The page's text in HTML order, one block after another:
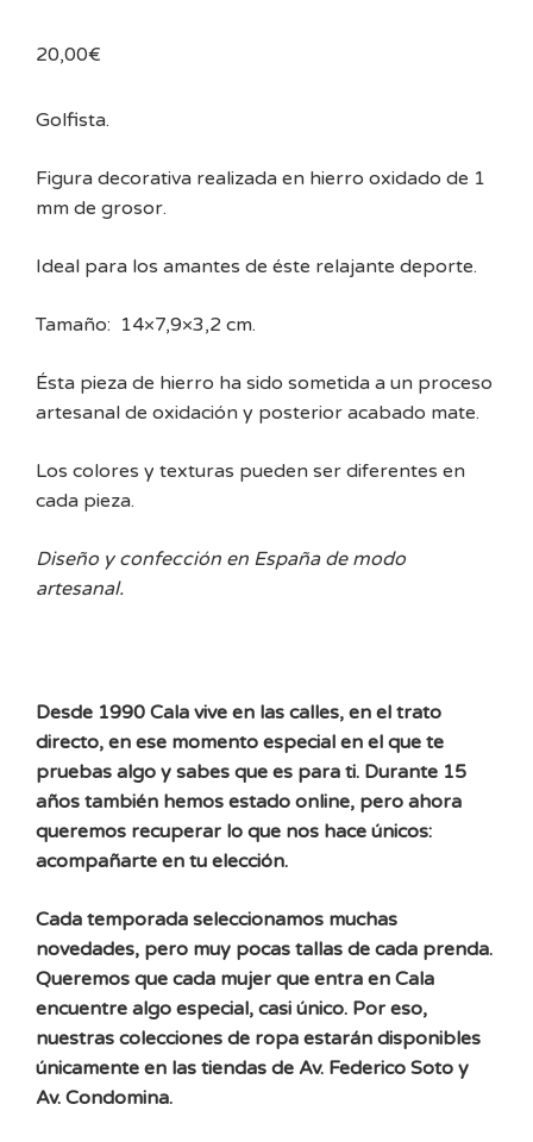
20,00€
Golfista.
Figura decorativa realizada en hierro oxidado de 1
mm de grosor.
Ideal para los amantes de éste relajante deporte.
Tamaño: 14×7,9×3,2 cm.
Ésta pieza de hierro ha sido sometida a un proceso
artesanal de oxidación y posterior acabado mate.
Los colores y texturas pueden ser diferentes en
cada pieza.
Diseño y confección en España de modo
artesanal.
Desde 1990 Cala vive en las calles, en el trato
directo, en ese momento especial en el que te
pruebas algo y sabes que es para ti. Durante 15
años también hemos estado online, pero ahora
queremos recuperar lo que nos hace únicos:
acompañarte en tu elección.
Cada temporada seleccionamos muchas
novedades, pero muy pocas tallas de cada prenda.
Queremos que cada mujer que entra en Cala
encuentre algo especial, casi único. Por eso,
nuestras colecciones de ropa estarán disponibles
únicamente en las tiendas de Av. Federico Soto y
Av. Condomina.